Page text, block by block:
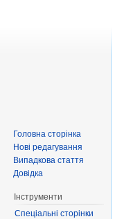
Головна сторінка
Нові редагування
Випадкова стаття
Довідка
Інструменти
Спеціальні сторінки